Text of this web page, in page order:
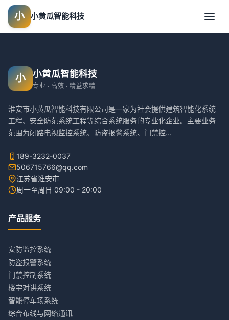
小 小黄瓜智能科技
小 小黄瓜智能科技
专业 · 高效 · 精益求精
淮安市小黄瓜智能科技有限公司是一家为社会提供建筑智能化系统
工程、安全防范系统工程等综合系统服务的专业化企业。主要业务
范围为闭路电视监控系统、防盗报警系统、门禁控...
189-3232-0037
506715766@qq.com
江苏省淮安市
周一至周日 09:00 - 20:00
产品服务
安防监控系统
防盗报警系统
门禁控制系统
楼宇对讲系统
智能停车场系统
综合布线与网络通讯